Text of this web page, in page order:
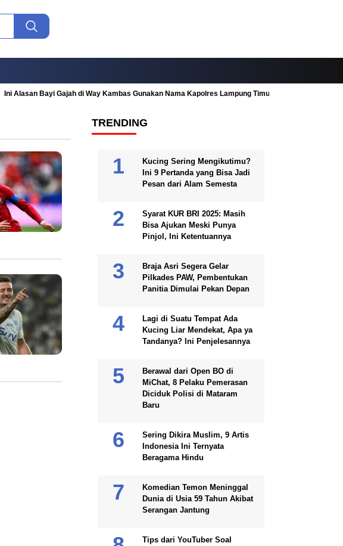
Ini Alasan Bayi Gajah di Way Kambas Gunakan Nama Kapolres Lampung Timur
TRENDING
Kucing Sering Mengikutimu?
Ini 9 Pertanda yang Bisa Jadi
Pesan dari Alam Semesta
Syarat KUR BRI 2025: Masih
Bisa Ajukan Meski Punya
Pinjol, Ini Ketentuannya
Braja Asri Segera Gelar
Pilkades PAW, Pembentukan
Panitia Dimulai Pekan Depan
Lagi di Suatu Tempat Ada
Kucing Liar Mendekat, Apa ya
Tandanya? Ini Penjelesannya
Berawal dari Open BO di
MiChat, 8 Pelaku Pemerasan
Diciduk Polisi di Mataram
Baru
Sering Dikira Muslim, 9 Artis
Indonesia Ini Ternyata
Beragama Hindu
Komedian Temon Meninggal
Dunia di Usia 59 Tahun Akibat
Serangan Jantung
Tips dari YouTuber Soal